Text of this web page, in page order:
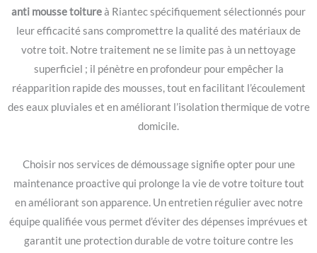
anti mousse toitureà Riantec spécifiquement sélectionnés pour
leur efficacité sans compromettre la qualité des matériaux de
votre toit. Notre traitement ne se limite pas à un nettoyage
superficiel ; il pénètre en profondeur pour empêcher la
réapparition rapide des mousses, tout en facilitant l’écoulement
des eaux pluviales et en améliorant l’isolation thermique de votre
domicile.
Choisir nos services de démoussage signifie opter pour une
maintenance proactive qui prolonge la vie de votre toiture tout
en améliorant son apparence. Un entretien régulier avec notre
équipe qualifiée vous permet d’éviter des dépenses imprévues et
garantit une protection durable de votre toiture contre les